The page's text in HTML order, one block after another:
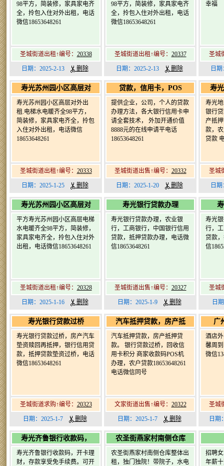
98平方，简装修，家具家电齐
全，拎包入住对外出租，电话
微信18653648261
圣城街道出租↑编号： 20338
日期：2025-2-13 删除
98平方，简装修，家具家电齐
全，拎包入住对外出租，电话
微信18653648261
圣城街道出租↑编号： 20337
日期：2025-2-13 删除
幸福
圣城
日
寿光苏州园小区高层对
寿光苏州园小区高层对外出
租.电梯水电暖齐全98平方，
简装修，家具家电齐全，拎包
入住对外出租，电话微信
18653648261
圣城街道出租↑编号： 20333
日期：2025-1-25 删除
贷款，信用卡，POS
提供企业，公司，个人的贷款
办理方法，各大银行信用卡申
请全套技术， 外加开通价值
8888元的在线申请平电话
18653648261
圣城街道出售↑编号： 20332
日期：2025-1-20 删除
寿
寿光
银行
产抵
款，
贷款
圣城
日
寿光苏州园小区高层对
平方寿光苏州园小区高层电梯
水电暖齐全98平方，简装修，
家具家电齐全，拎包入住对外
出租，电话微信18653648261
圣城街道出租↑编号： 20328
日期：2025-1-16 删除
寿光银行贷款办理
寿光银行贷款办理，农业银
行，工商银行，中国银行信用
贷款，抵押贷款办理，电话微
信18653648261
圣城街道出售↑编号： 20327
日期：2025-1-9 删除
寿光
行，
贷款
信
圣城
日
寿光银行贷款过桥
寿光银行贷款过桥，房产汽车
垫资赎回再抵押，银行信用贷
款，抵押贷款垫资过桥，电话
微信18653648261
圣城街道求购↑编号： 20323
日期：2025-1-7 删除
汽车抵押贷款，房产抵
汽车抵押贷款，房产抵押贷
款。 银行贷款过桥，回收信
用卡积分 商家收款码POS机
办理，农户贷款18653648261
电话微信同号
文家街道出售↑编号： 20322
日期：2025-1-7 删除
广
酒店
馨周
微信
圣城
日
寿光齐鲁银行收款码，
寿光齐鲁银行收款码，开卡理
财，存款享受免手续费。可开
农圣街燕家村南侧仓库
农圣街燕家村南侧仓库整体出
租，独门独院！带院子，水电
招聘
年薪